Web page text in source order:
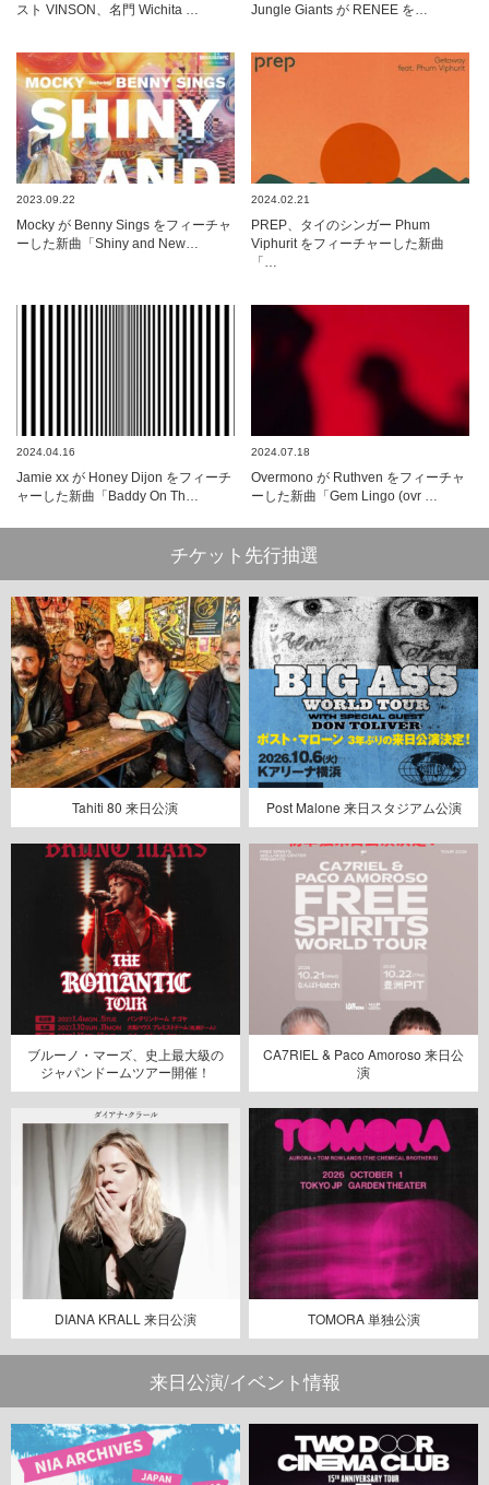
スト VINSON、名門 Wichita …
Jungle Giants が RENEE を…
2023.09.22
Mocky が Benny Sings をフィーチャ
ーした新曲「Shiny and New…
2024.02.21
PREP、タイのシンガー Phum
Viphurit をフィーチャーした新曲
「…
2024.04.16
Jamie xx が Honey Dijon をフィーチ
ャーした新曲「Baddy On Th…
2024.07.18
Overmono が Ruthven をフィーチャ
ーした新曲「Gem Lingo (ovr …
チケット先行抽選
Tahiti 80 来日公演 Post Malone 来日スタジアム公演
ブルーノ・マーズ、史上最大級の
ジャパンドームツアー開催！
CA7RIEL & Paco Amoroso 来日公
演
DIANA KRALL 来日公演 TOMORA 単独公演
来日公演/イベント情報